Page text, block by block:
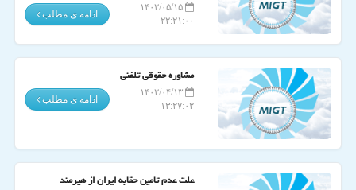
۱۴۰۲/۰۵/۱۵
۲۲:۲۱:۰۰
ادامه ی مطلب
مشاوره حقوقی تلفنی
۱۴۰۲/۰۴/۱۳
۱۳:۲۷:۰۲
ادامه ی مطلب
علت عدم تامین حقابه ایران از هیرمند